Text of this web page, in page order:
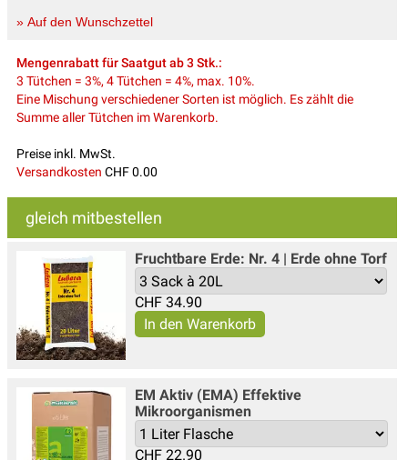
» Auf den Wunschzettel
Mengenrabatt für Saatgut ab 3 Stk.:
3 Tütchen = 3%, 4 Tütchen = 4%, max. 10%.
Eine Mischung verschiedener Sorten ist möglich. Es zählt die
Summe aller Tütchen im Warenkorb.
Preise inkl. MwSt.
Versandkosten CHF 0.00
gleich mitbestellen
Fruchtbare Erde: Nr. 4 | Erde ohne Torf
CHF 34.90
EM Aktiv (EMA) Effektive
Mikroorganismen
CHF 22.90